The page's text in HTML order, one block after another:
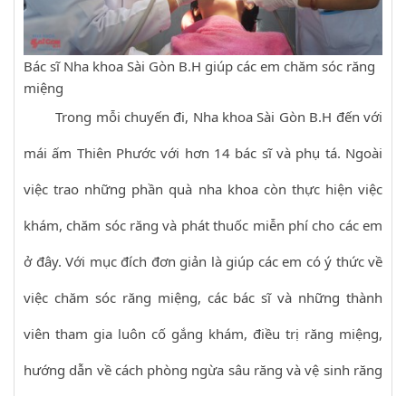
Bác sĩ Nha khoa Sài Gòn B.H giúp các em chăm sóc răng
miệng
Trong mỗi chuyến đi, Nha khoa Sài Gòn B.H đến với
mái ấm Thiên Phước với hơn 14 bác sĩ và phụ tá. Ngoài
việc trao những phần quà nha khoa còn thực hiện việc
khám, chăm sóc răng và phát thuốc miễn phí cho các em
ở đây. Với mục đích đơn giản là giúp các em có ý thức về
việc chăm sóc răng miệng, các bác sĩ và những thành
viên tham gia luôn cố gắng khám, điều trị răng miệng,
hướng dẫn về cách phòng ngừa sâu răng và vệ sinh răng